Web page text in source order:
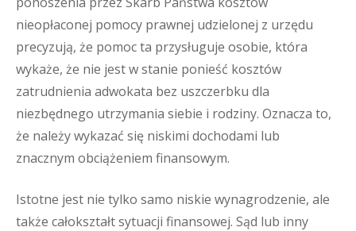
nieopłaconej pomocy prawnej udzielonej z urzędu
precyzują, że pomoc ta przysługuje osobie, która
wykaże, że nie jest w stanie ponieść kosztów
zatrudnienia adwokata bez uszczerbku dla
niezbędnego utrzymania siebie i rodziny. Oznacza to,
że należy wykazać się niskimi dochodami lub
znacznym obciążeniem finansowym.
Istotne jest nie tylko samo niskie wynagrodzenie, ale
także całokształt sytuacji finansowej. Sąd lub inny